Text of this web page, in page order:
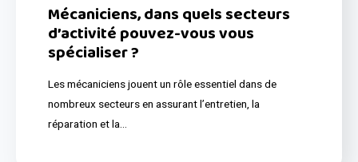
Mécaniciens, dans quels secteurs
d’activité pouvez-vous vous
spécialiser ?
Les mécaniciens jouent un rôle essentiel dans de
nombreux secteurs en assurant l’entretien, la
réparation et la…